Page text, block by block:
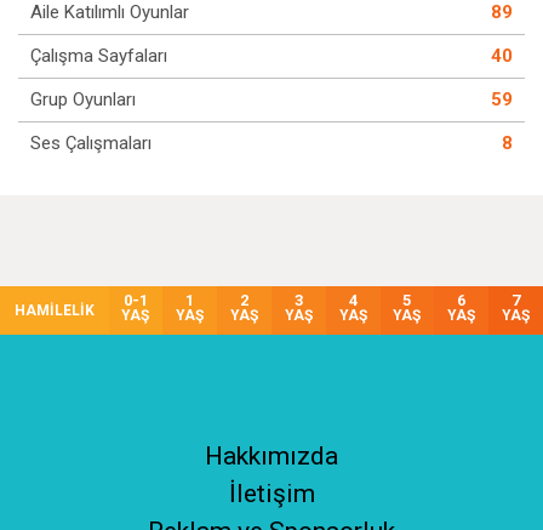
Aile Katılımlı Oyunlar
89
Çalışma Sayfaları
40
Grup Oyunları
59
Ses Çalışmaları
8
HAMİLELİK
0-1
YAŞ
1
YAŞ
2
YAŞ
3
YAŞ
4
YAŞ
5
YAŞ
6
YAŞ
7
YAŞ
Hakkımızda
İletişim